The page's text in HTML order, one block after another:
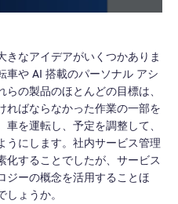
なアイデアがいくつかありま
車や AI 搭載のパーソナル アシ
の製品のほとんどの目標は、
ればならなかった作業の一部を
を運転し、予定を調整して、
うにします。社内サービス管理
化することでしたが、サービス
ジーの概念を活用することほ
ょうか。